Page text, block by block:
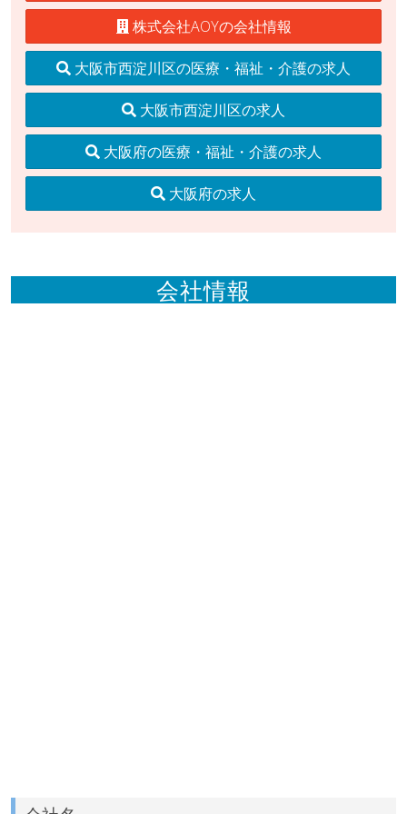
株式会社AOYの会社情報
大阪市西淀川区の医療・福祉・介護の求人
大阪市西淀川区の求人
大阪府の医療・福祉・介護の求人
大阪府の求人
会社情報